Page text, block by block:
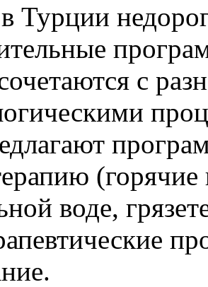
Турции
с
воде,